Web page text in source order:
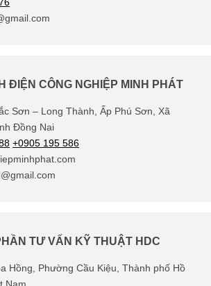
ĐIỆN CÔNG NGHIỆP MINH PHÁT
Sơn – Long Thành, Ấp Phú Sơn, Xã
Đồng Nai
+0905 195 586
TƯ VẤN KỸ THUẬT HDC
Hồng, Phường Cầu Kiệu, Thành phố Hồ